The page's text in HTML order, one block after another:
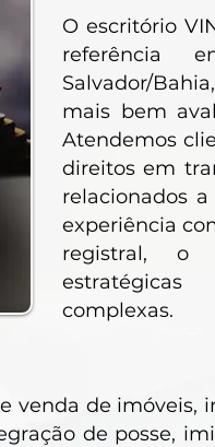
O escritório
referência
Salvador/
mais bem
Atendemos
direitos em
relacionados
experiência
registral, o
estratégicas
complexas.
venda de imóveis,
de posse,